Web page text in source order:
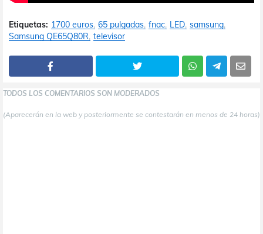
Etiquetas: 1700 euros 65 pulgadas fnac LED samsung
Samsung QE65Q80R televisor
TODOS LOS COMENTARIOS SON MODERADOS
(Aparecerán en la web y posteriormente se contestarán en menos de 24 horas)